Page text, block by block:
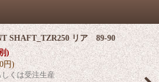
SHAFT_TZR250 リア 89-90
)
円)
くは受注生産